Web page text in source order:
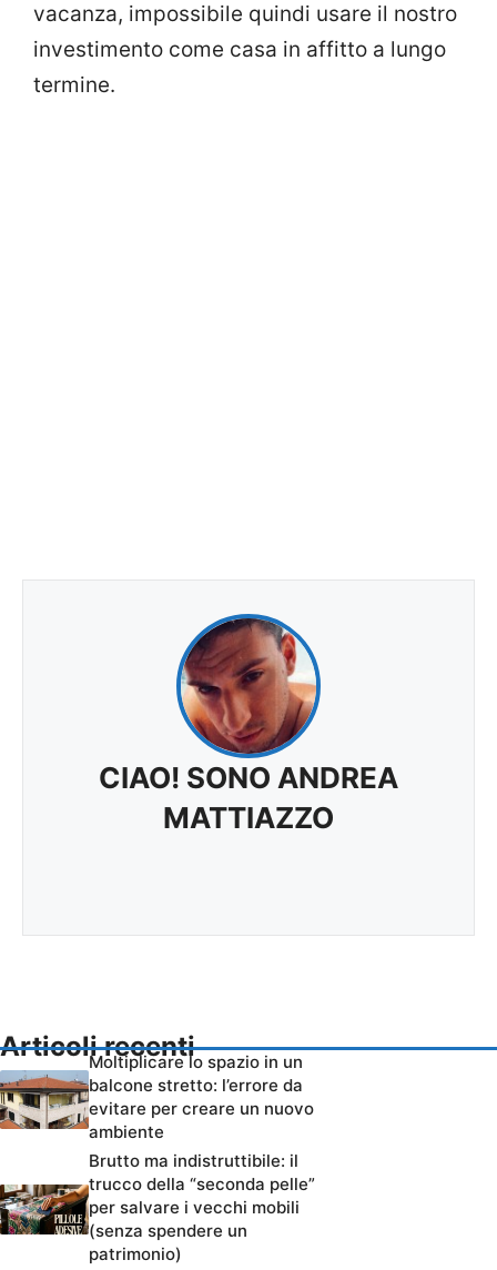
vacanza, impossibile quindi usare il nostro
investimento come casa in affitto a lungo
termine.
CIAO! SONO ANDREA
MATTIAZZO
Articoli recenti
Moltiplicare lo spazio in un
balcone stretto: l’errore da
evitare per creare un nuovo
ambiente
Brutto ma indistruttibile: il
trucco della “seconda pelle”
per salvare i vecchi mobili
(senza spendere un
patrimonio)